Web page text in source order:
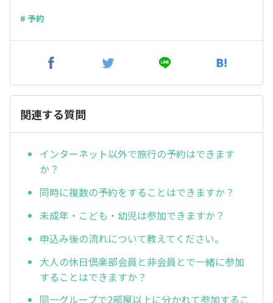
# 予約
関連する質問
インターネット以外で旅行の予約はできます
か？
同時に複数の予約をすることはできますか？
未成年・こども・幼児は参加できますか？
申込み後の流れについて教えてください。
大人の休日倶楽部会員と非会員とで一緒に参加
することはできますか？
同一グループで2部屋以上に分かれて参加するこ